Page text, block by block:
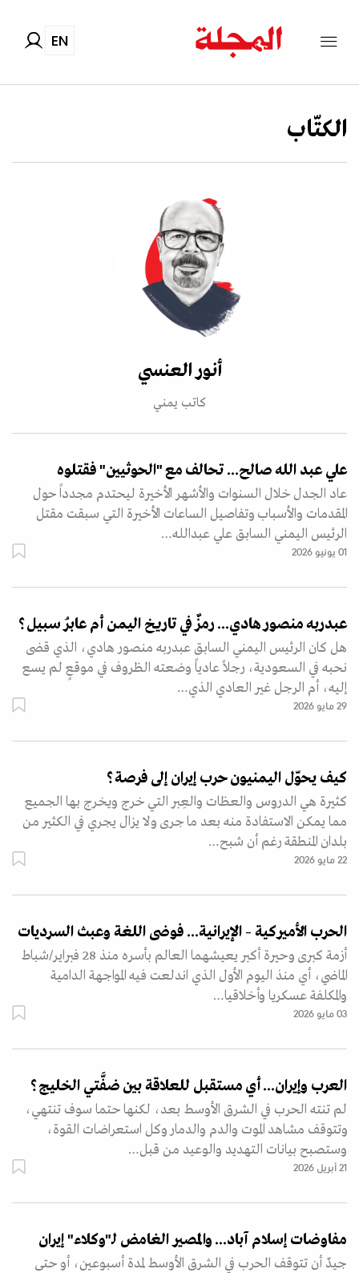
EN
الكتّاب
أنور العنسي
كاتب يمني
علي عبد الله صالح... تحالف مع "الحوثيين" فقتلوه
عاد الجدل خلال السنوات والأشهر الأخيرة ليحتدم مجدداً حول
المقدمات والأسباب وتفاصيل الساعات الأخيرة التي سبقت مقتل
الرئيس اليمني السابق علي عبدالله…
01 يونيو 2026
عبدربه منصور هادي... رمزٌ في تاريخ اليمن أم عابرُ سبيل؟
هل كان الرئيس اليمني السابق عبدربه منصور هادي، الذي قضى
نحبه في السعودية، رجلاً عادياً وضعته الظروف في موقعٍ لم يسع
إليه، أم الرجل غير العادي الذي…
29 مايو 2026
كيف يحوّل اليمنيون حرب إيران إلى فرصة؟
كثيرة هي الدروس ‏والعظات والعِبر التي خرج ويخرج بها الجميع
مما يمكن الاستفادة منه بعد ما جرى ولا يزال يجري في الكثير من
بلدان المنطقة رغم أن شبح…
22 مايو 2026
الحرب الأميركية – الإيرانية... فوضى اللغة وعبث السرديات
أزمة كبرى وحيرة أكبر يعيشهما العالم بأسره منذ 28 فبراير/شباط
الماضي، أي منذ اليوم الأول الذي اندلعت فيه المواجهة الدامية
والمكلفة عسكريا وأخلاقيا…
03 مايو 2026
العرب وإيران... أي مستقبل للعلاقة بين ضفَّتي الخليج؟
لم تنته الحرب في الشرق الأوسط بعد، لكنها حتما سوف تنتهي،
وتتوقف مشاهد الموت والدم والدمار وكل استعراضات القوة،
وستصبح بيانات التهديد والوعيد من قبل…
21 أبريل 2026
مفاوضات إسلام آباد... والمصير الغامض لـ"وكلاء" إيران
جيدٌ أن تتوقف الحرب في الشرق الأوسط لمدة أسبوعين، أو حتى